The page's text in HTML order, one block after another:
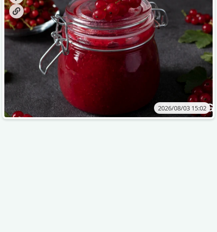
2026/08/03 15:02